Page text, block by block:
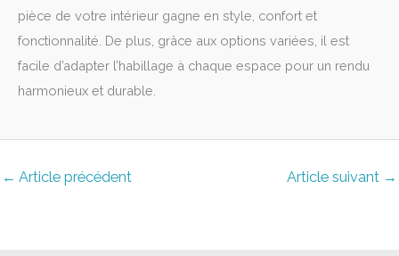
pièce de votre intérieur gagne en style, confort et
fonctionnalité. De plus, grâce aux options variées, il est
facile d’adapter l’habillage à chaque espace pour un rendu
harmonieux et durable.
← Article précédent Article suivant →